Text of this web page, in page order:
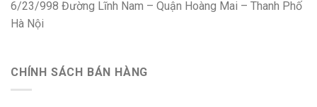
6/23/998 Đường Lĩnh Nam – Quận Hoàng Mai – Thanh Phố
Hà Nội
CHÍNH SÁCH BÁN HÀNG